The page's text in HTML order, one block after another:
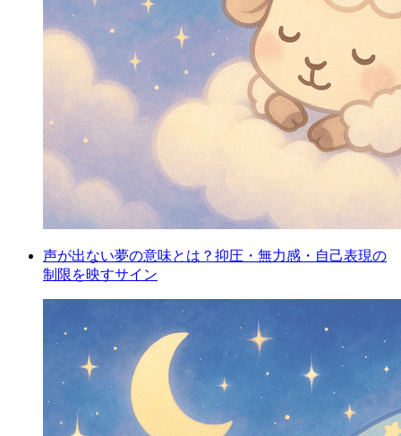
声が出ない夢の意味とは？抑圧・無力感・自己表現の
制限を映すサイン